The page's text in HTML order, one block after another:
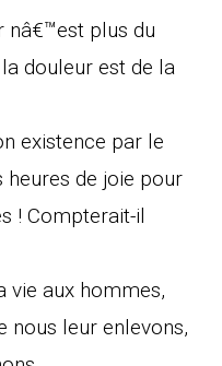
nâ€™est plus du
douleur est de la
existence par le
de joie pour
! Compterait-il
vie aux hommes,
nous leur enlevons,